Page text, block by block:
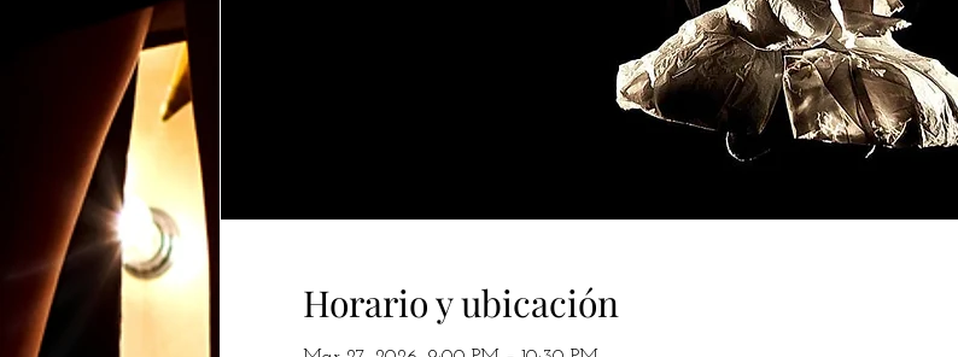
Horario y ubicación